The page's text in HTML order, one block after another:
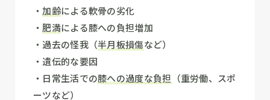
・加齢による軟骨の劣化
・ 肥満による膝への負担増加
・過去の怪我（半月板損傷など）
・遺伝的な要因
・日常生活での膝への過度な負担 （重労働、スポ
ーツなど）